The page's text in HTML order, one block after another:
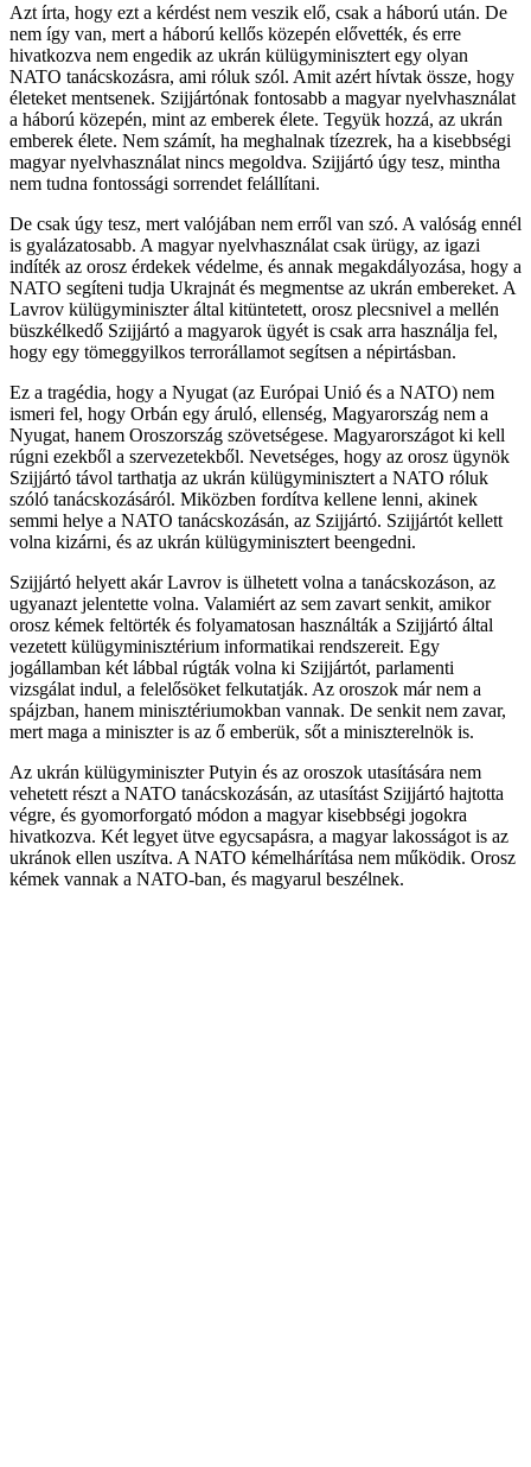
Azt írta, hogy ezt a kérdést nem veszik elő, csak a háború után. De
nem így van, mert a háború kellős közepén elővették, és erre
hivatkozva nem engedik az ukrán külügyminisztert egy olyan
NATO tanácskozásra, ami róluk szól. Amit azért hívtak össze, hogy
életeket mentsenek. Szijjártónak fontosabb a magyar nyelvhasználat
a háború közepén, mint az emberek élete. Tegyük hozzá, az ukrán
emberek élete. Nem számít, ha meghalnak tízezrek, ha a kisebbségi
magyar nyelvhasználat nincs megoldva. Szijjártó úgy tesz, mintha
nem tudna fontossági sorrendet felállítani.
De csak úgy tesz, mert valójában nem erről van szó. A valóság ennél
is gyalázatosabb. A magyar nyelvhasználat csak ürügy, az igazi
indíték az orosz érdekek védelme, és annak megakdályozása, hogy a
NATO segíteni tudja Ukrajnát és megmentse az ukrán embereket. A
Lavrov külügyminiszter által kitüntetett, orosz plecsnivel a mellén
büszkélkedő Szijjártó a magyarok ügyét is csak arra használja fel,
hogy egy tömeggyilkos terrorállamot segítsen a népirtásban.
Ez a tragédia, hogy a Nyugat (az Európai Unió és a NATO) nem
ismeri fel, hogy Orbán egy áruló, ellenség, Magyarország nem a
Nyugat, hanem Oroszország szövetségese. Magyarországot ki kell
rúgni ezekből a szervezetekből. Nevetséges, hogy az orosz ügynök
Szijjártó távol tarthatja az ukrán külügyminisztert a NATO róluk
szóló tanácskozásáról. Miközben fordítva kellene lenni, akinek
semmi helye a NATO tanácskozásán, az Szijjártó. Szijjártót kellett
volna kizárni, és az ukrán külügyminisztert beengedni.
Szijjártó helyett akár Lavrov is ülhetett volna a tanácskozáson, az
ugyanazt jelentette volna. Valamiért az sem zavart senkit, amikor
orosz kémek feltörték és folyamatosan használták a Szijjártó által
vezetett külügyminisztérium informatikai rendszereit. Egy
jogállamban két lábbal rúgták volna ki Szijjártót, parlamenti
vizsgálat indul, a felelősöket felkutatják. Az oroszok már nem a
spájzban, hanem minisztériumokban vannak. De senkit nem zavar,
mert maga a miniszter is az ő emberük, sőt a miniszterelnök is.
Az ukrán külügyminiszter Putyin és az oroszok utasítására nem
vehetett részt a NATO tanácskozásán, az utasítást Szijjártó hajtotta
végre, és gyomorforgató módon a magyar kisebbségi jogokra
hivatkozva. Két legyet ütve egycsapásra, a magyar lakosságot is az
ukránok ellen uszítva. A NATO kémelhárítása nem működik. Orosz
kémek vannak a NATO-ban, és magyarul beszélnek.